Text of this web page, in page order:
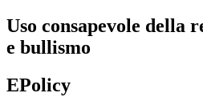
Uso consapevole della
e bullismo
EPolicy